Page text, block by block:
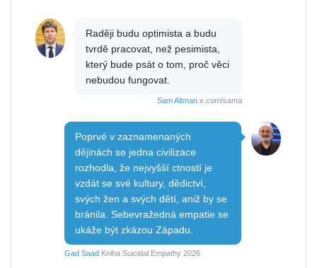
Raději budu optimista a budu
tvrdě pracovat, než pesimista,
který bude psát o tom, proč věci
nebudou fungovat.
Sam Altman x.com/sama
Poprvé v zaznamenaných
dějinách se jedna civilizace
rozhodla, že nejvyšší ctností je
vzdát se své kultury, dědictví,
svých žen a svých dětí, aniž by se
bránila. Sebevražedná empatie se
ukáže být zkázou Západu.
Gad Saad Kniha Suicidal Empathy 2026